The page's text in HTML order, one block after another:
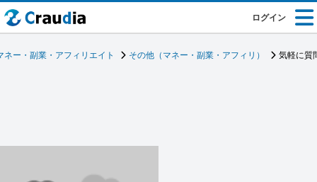
ログイン
ネー・副業・アフィリエイト その他（マネー・副業・アフィリ） 気軽に質